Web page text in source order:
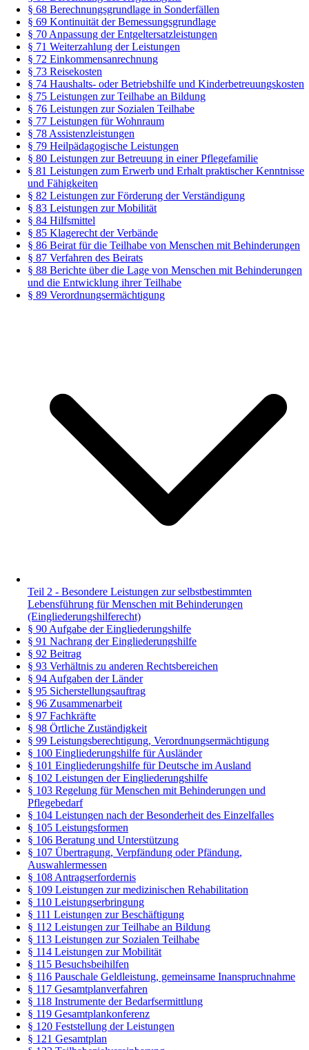
§ 68 Berechnungsgrundlage in Sonderfällen
§ 69 Kontinuität der Bemessungsgrundlage
§ 70 Anpassung der Entgeltersatzleistungen
§ 71 Weiterzahlung der Leistungen
§ 72 Einkommensanrechnung
§ 73 Reisekosten
§ 74 Haushalts- oder Betriebshilfe und Kinderbetreuungskosten
§ 75 Leistungen zur Teilhabe an Bildung
§ 76 Leistungen zur Sozialen Teilhabe
§ 77 Leistungen für Wohnraum
§ 78 Assistenzleistungen
§ 79 Heilpädagogische Leistungen
§ 80 Leistungen zur Betreuung in einer Pflegefamilie
§ 81 Leistungen zum Erwerb und Erhalt praktischer Kenntnisse
und Fähigkeiten
§ 82 Leistungen zur Förderung der Verständigung
§ 83 Leistungen zur Mobilität
§ 84 Hilfsmittel
§ 85 Klagerecht der Verbände
§ 86 Beirat für die Teilhabe von Menschen mit Behinderungen
§ 87 Verfahren des Beirats
§ 88 Berichte über die Lage von Menschen mit Behinderungen
und die Entwicklung ihrer Teilhabe
§ 89 Verordnungsermächtigung
Teil 2 - Besondere Leistungen zur selbstbestimmten
Lebensführung für Menschen mit Behinderungen
(Eingliederungshilferecht)
§ 90 Aufgabe der Eingliederungshilfe
§ 91 Nachrang der Eingliederungshilfe
§ 92 Beitrag
§ 93 Verhältnis zu anderen Rechtsbereichen
§ 94 Aufgaben der Länder
§ 95 Sicherstellungsauftrag
§ 96 Zusammenarbeit
§ 97 Fachkräfte
§ 98 Örtliche Zuständigkeit
§ 99 Leistungsberechtigung, Verordnungsermächtigung
§ 100 Eingliederungshilfe für Ausländer
§ 101 Eingliederungshilfe für Deutsche im Ausland
§ 102 Leistungen der Eingliederungshilfe
§ 103 Regelung für Menschen mit Behinderungen und
Pflegebedarf
§ 104 Leistungen nach der Besonderheit des Einzelfalles
§ 105 Leistungsformen
§ 106 Beratung und Unterstützung
§ 107 Übertragung, Verpfändung oder Pfändung,
Auswahlermessen
§ 108 Antragserfordernis
§ 109 Leistungen zur medizinischen Rehabilitation
§ 110 Leistungserbringung
§ 111 Leistungen zur Beschäftigung
§ 112 Leistungen zur Teilhabe an Bildung
§ 113 Leistungen zur Sozialen Teilhabe
§ 114 Leistungen zur Mobilität
§ 115 Besuchsbeihilfen
§ 116 Pauschale Geldleistung, gemeinsame Inanspruchnahme
§ 117 Gesamtplanverfahren
§ 118 Instrumente der Bedarfsermittlung
§ 119 Gesamtplankonferenz
§ 120 Feststellung der Leistungen
§ 121 Gesamtplan